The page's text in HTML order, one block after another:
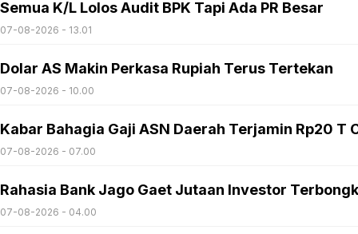
Semua K/L Lolos Audit BPK Tapi Ada PR Besar
07-08-2026 - 13.01
Dolar AS Makin Perkasa Rupiah Terus Tertekan
07-08-2026 - 10.00
Kabar Bahagia Gaji ASN Daerah Terjamin Rp20 T
07-08-2026 - 07.00
Rahasia Bank Jago Gaet Jutaan Investor
07-08-2026 - 04.00